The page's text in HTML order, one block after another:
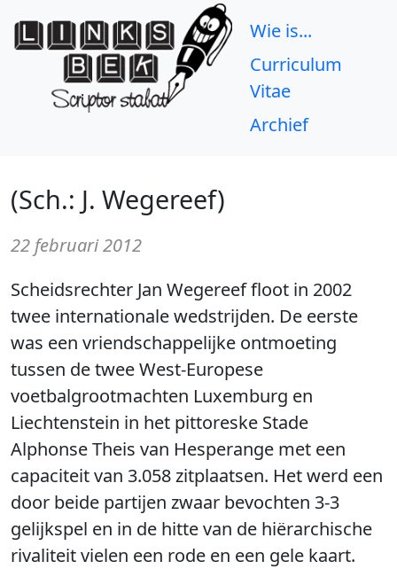
Wie is...
Curriculum
Vitae
Archief
(Sch.: J. Wegereef)
22 februari 2012
Scheidsrechter Jan Wegereef floot in 2002
twee internationale wedstrijden. De eerste
was een vriendschappelijke ontmoeting
tussen de twee West-Europese
voetbalgrootmachten Luxemburg en
Liechtenstein in het pittoreske Stade
Alphonse Theis van Hesperange met een
capaciteit van 3.058 zitplaatsen. Het werd een
door beide partijen zwaar bevochten 3-3
gelijkspel en in de hitte van de hiërarchische
rivaliteit vielen een rode en een gele kaart.